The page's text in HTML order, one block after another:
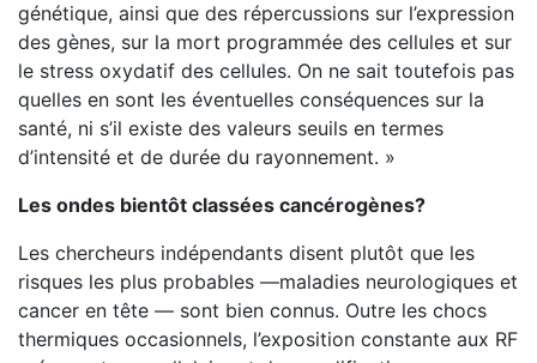
génétique, ainsi que des répercussions sur l’expression
des gènes, sur la mort programmée des cellules et sur
le stress oxydatif des cellules. On ne sait toutefois pas
quelles en sont les éventuelles conséquences sur la
santé, ni s’il existe des valeurs seuils en termes
d’intensité et de durée du rayonnement. »
Les ondes bientôt classées cancérogènes?
Les chercheurs indépendants disent plutôt que les
risques les plus probables —maladies neurologiques et
cancer en tête — sont bien connus. Outre les chocs
thermiques occasionnels, l’exposition constante aux RF